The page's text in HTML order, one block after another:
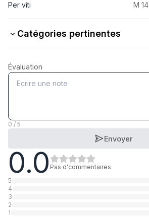
Per viti M 14
Catégories pertinentes
Stahl verzinkt
1 Catégorie
A4 rostfrei
1 Catégorie
Évaluation
0 / 5
Envoyer
0.0 Pas d'commentaires
5
4
3
2
1